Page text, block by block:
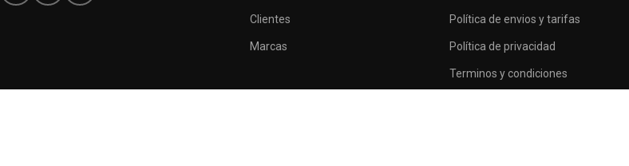
Clientes
Marcas
Política de envios y tarifas
Política de privacidad
Terminos y condiciones